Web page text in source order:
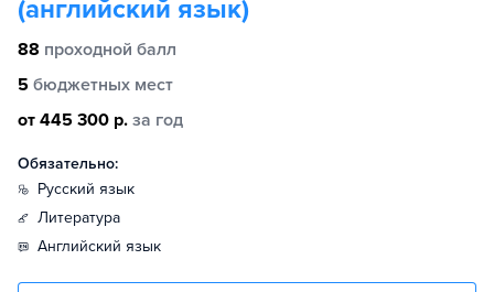
(английский язык)
88 проходной балл
5 бюджетных мест
от 445 300 р. за год
Обязательно:
русский язык
литература
английский язык